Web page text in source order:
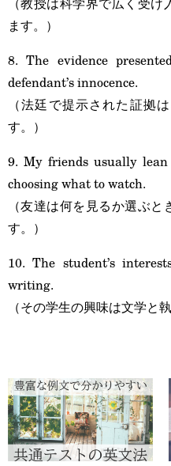
ます。）
8. The evidence
defendant’s innocence.
（法廷で提示された証拠
す。）
9. My friends usually lean
choosing what to watch.
（友達は何を見るか選ぶ
す。）
10. The student’s
writing.
（その学生の興味は文学と